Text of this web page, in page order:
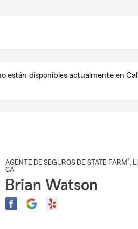
están disponibles actualmente en
AGENTE DE SEGUROS DE STATE FARM®,
CA
Brian Watson